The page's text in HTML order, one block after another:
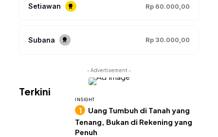
Setiawan Rp 60.000,00
Subana Rp 30.000,00
- Advertisement -
Terkini
INSIGHT
Uang Tumbuh di Tanah yang
Tenang, Bukan di Rekening yang
Penuh